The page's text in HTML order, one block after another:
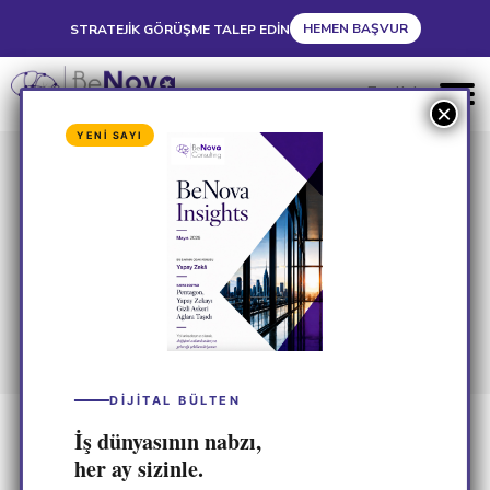
STRATEJIK GÖRÜŞME TALEP EDIN HEMEN BAŞVUR
English
Kobilerin 2026 İhracat Hedefi
2026 İhracat Hedefinde
KOBİ’lerin Yeni Rotası:
BeNova Consulting ile
Stratejik Adımlar
YENİ SAYI
DİJİTAL BÜLTEN
İş dünyasının nabzı,
her ay sizinle.